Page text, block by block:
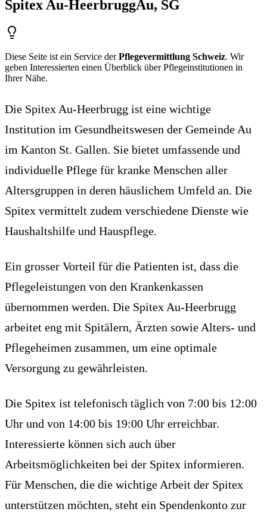
Spitex Au-HeerbruggAu, SG
Diese Seite ist ein Service derPflegevermittlung Schweiz. Wir
geben Interessierten einen Überblick über Pflegeinstitutionen in
Ihrer Nähe.
Die Spitex Au-Heerbrugg ist eine wichtige
Institution im Gesundheitswesen der Gemeinde Au
im Kanton St. Gallen. Sie bietet umfassende und
individuelle Pflege für kranke Menschen aller
Altersgruppen in deren häuslichem Umfeld an. Die
Spitex vermittelt zudem verschiedene Dienste wie
Haushaltshilfe und Hauspflege.
Ein grosser Vorteil für die Patienten ist, dass die
Pflegeleistungen von den Krankenkassen
übernommen werden. Die Spitex Au-Heerbrugg
arbeitet eng mit Spitälern, Ärzten sowie Alters- und
Pflegeheimen zusammen, um eine optimale
Versorgung zu gewährleisten.
Die Spitex ist telefonisch täglich von 7:00 bis 12:00
Uhr und von 14:00 bis 19:00 Uhr erreichbar.
Interessierte können sich auch über
Arbeitsmöglichkeiten bei der Spitex informieren.
Für Menschen, die die wichtige Arbeit der Spitex
unterstützen möchten, steht ein Spendenkonto zur